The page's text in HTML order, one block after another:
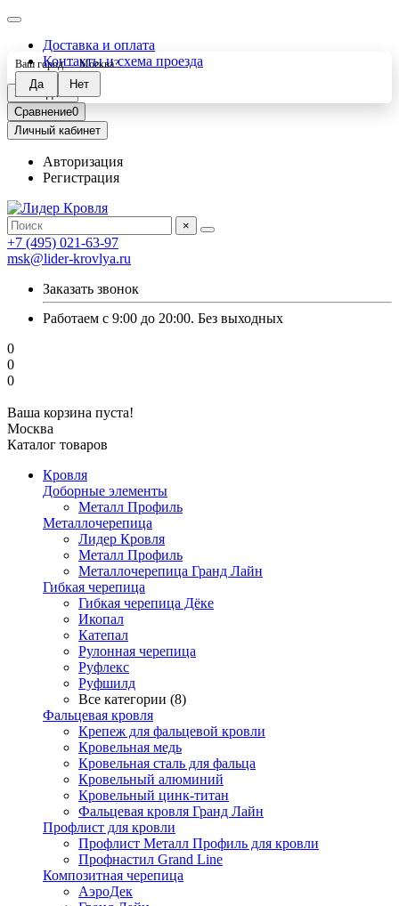
Доставка и оплата
Контакты и схема проезда
Закладки0
Сравнение0
Личный кабинет
Авторизация
Регистрация
×
+7 (495) 021-63-97
msk@lider-krovlya.ru
Заказать звонок
Работаем с 9:00 до 20:00. Без выходных
0
0
0
Ваша корзина пуста!
Москва
Ваш город —Москва?
Каталог товаров
Кровля
Доборные элементы
Металл Профиль
Металлочерепица
Лидер Кровля
Металл Профиль
Металлочерепица Гранд Лайн
Гибкая черепица
Гибкая черепица Дёке
Икопал
Катепал
Рулонная черепица
Руфлекс
Руфшилд
Все категории (8)
Фальцевая кровля
Крепеж для фальцевой кровли
Кровельная медь
Кровельная сталь для фальца
Кровельный алюминий
Кровельный цинк-титан
Фальцевая кровля Гранд Лайн
Профлист для кровли
Профлист Металл Профиль для кровли
Профнастил Grand Line
Композитная черепица
АэроДек